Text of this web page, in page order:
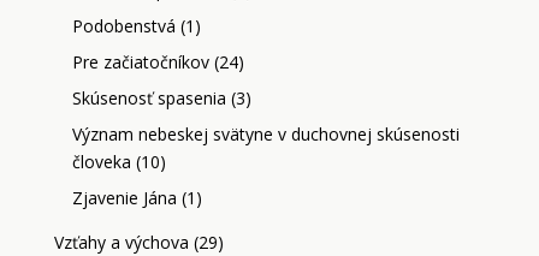
Podobenstvá (1)
Pre začiatočníkov(24)
Skúsenosť spasenia (3)
Význam nebeskej svätyne v duchovnej skúsenosti
človeka (10)
Zjavenie Jána (1)
Vzťahy a výchova (29)